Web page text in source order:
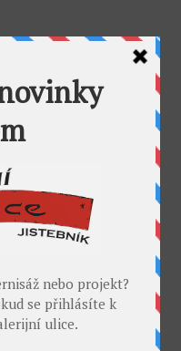
v GU
Jistebníku